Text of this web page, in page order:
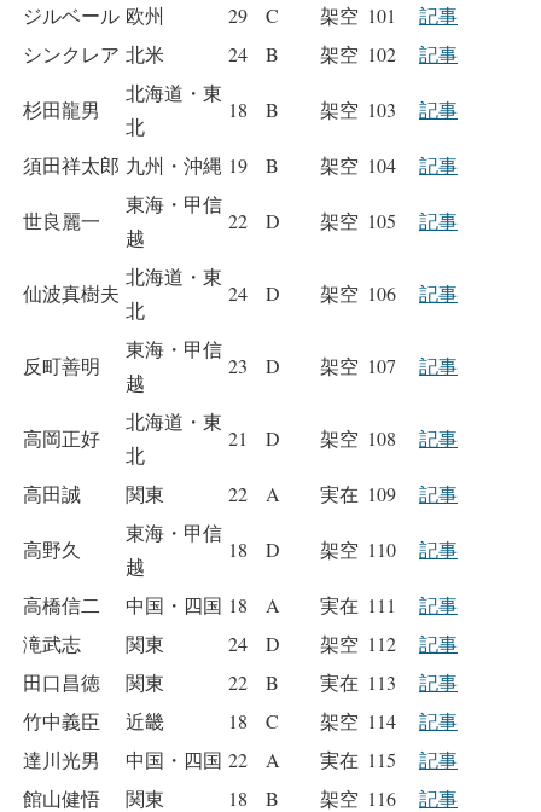
ジルベール 欧州 29 C 架空 101
記事
シンクレア 北米 24 B 架空 102 記事
杉田龍男
北海道・東
北
18 B 架空 103 記事
須田祥太郎 九州・沖縄 19 B 架空 104 記事
世良麗一
東海・甲信
越
22 D 架空 105 記事
仙波真樹夫
北海道・東
北
24 D 架空 106 記事
反町善明
東海・甲信
越
23 D 架空 107 記事
高岡正好
北海道・東
北
21 D 架空 108 記事
高田誠 関東 22 A 実在 109 記事
高野久
東海・甲信
越
18 D 架空 110 記事
高橋信二 中国・四国 18 A 実在 111
記事
滝武志
関東 24 D 架空 112
記事
田口昌徳
関東 22 B 実在 113
記事
竹中義臣
近畿 18 C 架空 114
記事
達川光男
中国・四国 22 A 実在 115
記事
館山健悟
関東 18 B 架空 116
記事